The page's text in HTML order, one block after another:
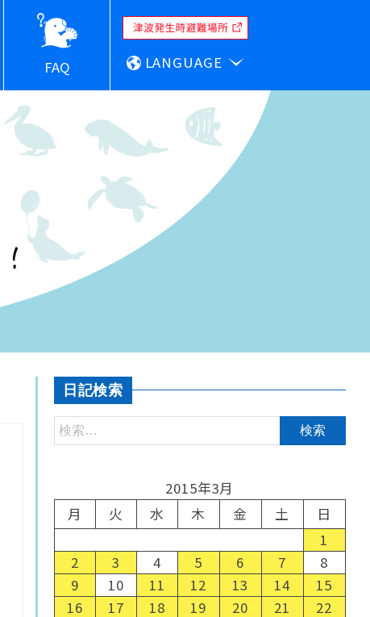
FAQ LANGUAGE
日記検索
2015年3月
月
火 水 木 金 土
日
1
2
3 4 5 6 7
8
9
10 11 12 13 14
15
16
17 18 19 20 21
22